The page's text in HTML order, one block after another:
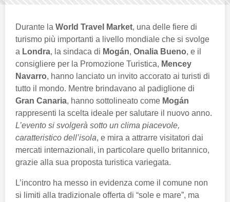
Durante la World Travel Market, una delle fiere di
turismo più importanti a livello mondiale che si svolge
a Londra, la sindaca di Mogán, Onalia Bueno, e il
consigliere per la Promozione Turistica, Mencey
Navarro, hanno lanciato un invito accorato ai turisti di
tutto il mondo. Mentre brindavano al padiglione di
Gran Canaria, hanno sottolineato come Mogán
rappresenti la scelta ideale per salutare il nuovo anno.
L’evento si svolgerà sotto un clima piacevole,
caratteristico dell’isola, e mira a attrarre visitatori dai
mercati internazionali, in particolare quello britannico,
grazie alla sua proposta turistica variegata.
L’incontro ha messo in evidenza come il comune non
si limiti alla tradizionale offerta di “sole e mare”, ma